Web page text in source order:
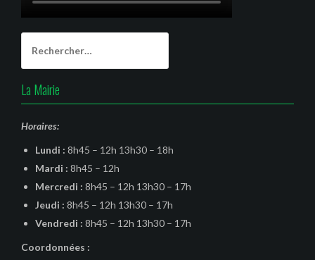
La Mairie
Horaires:
Lundi : 8h45 – 12h 13h30 – 18h
Mardi : 8h45 – 12h
Mercredi : 8h45 – 12h 13h30 – 17h
Jeudi : 8h45 – 12h 13h30 – 17h
Vendredi : 8h45 – 12h 13h30 – 17h
Coordonnées :